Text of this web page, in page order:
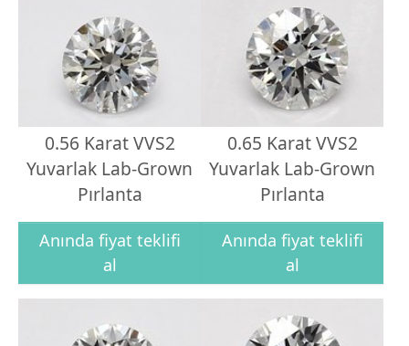
0.56 Karat VVS2
Yuvarlak Lab-Grown
Pırlanta
Anında fiyat teklifi
al
0.65 Karat VVS2
Yuvarlak Lab-Grown
Pırlanta
Anında fiyat teklifi
al